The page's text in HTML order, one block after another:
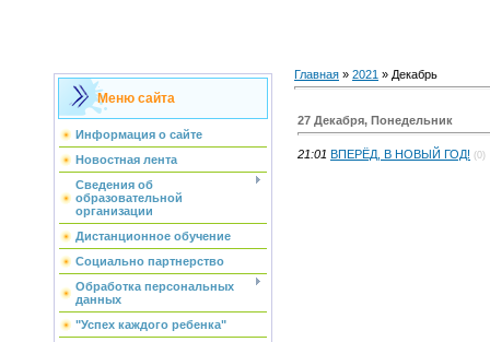
Меню сайта
Информация о сайте
Новостная лента
Сведения об
образовательной
организации
Дистанционное обучение
Социально партнерство
Обработка персональных
данных
"Успех каждого ребенка"
Главная » 2021 » Декабрь
27 Декабря, Понедельник
21:01 ВПЕРЁД, В НОВЫЙ ГОД! (0)